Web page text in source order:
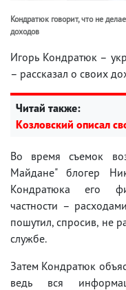
Кондратюк говорит, что не
доходов
Игорь Кондратюк –
– рассказал о своих
Читай также:
Козловский описал
Во время съемок
Майдане" блогер
Кондратюка его
частности –
пошутил, спросив, не
службе.
Затем Кондратюк
ведь вся